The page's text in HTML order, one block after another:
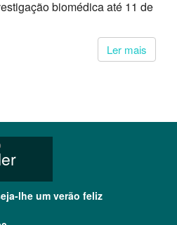
biomédica até 11 de
Ler mais
lhe um verão feliz